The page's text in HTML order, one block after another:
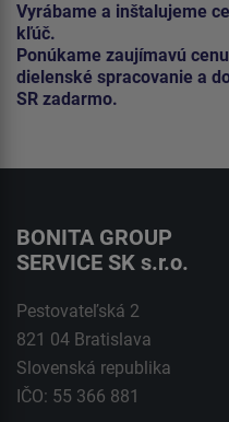
Vyrábame a inštalujeme
kľúč.
Ponúkame zaujímavú
dielenské spracovanie a
SR zadarmo.
BONITA GROUP
SERVICE SK s.r.o.
Pestovateľská 2
821 04 Bratislava
Slovenská republika
IČO: 55 366 881